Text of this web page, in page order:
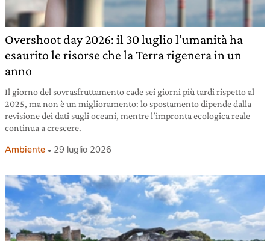
Overshoot day 2026: il 30 luglio l’umanità ha
esaurito le risorse che la Terra rigenera in un
anno
Il giorno del sovrasfruttamento cade sei giorni più tardi rispetto al
2025, ma non è un miglioramento: lo spostamento dipende dalla
revisione dei dati sugli oceani, mentre l’impronta ecologica reale
continua a crescere.
Ambiente 29 luglio 2026